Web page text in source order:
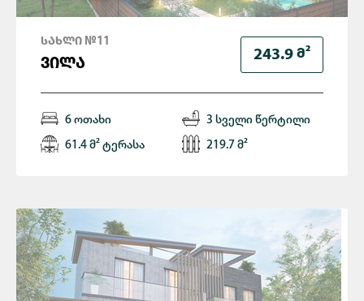
243.9 Მ²
ᲡᲐᲮᲚᲘ №11
ᲕᲘᲚᲐ
6 ოთახი 3 სველი წერტილი
61.4 მ² ტერასა 219.7 მ²